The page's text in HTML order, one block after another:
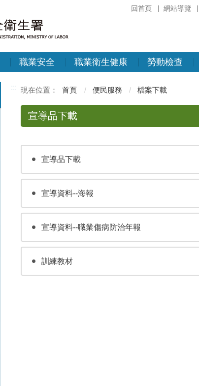
回首頁 網站導覽
職業安全 職業衛生健康 勞動檢查
::: 首頁 便民服務 檔案下載
宣導品下載
宣導品下載
宣導資料--海報
宣導資料--職業傷病防治年報
訓練教材